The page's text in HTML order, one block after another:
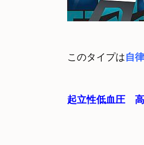
このタイプは自
起立性低血圧　